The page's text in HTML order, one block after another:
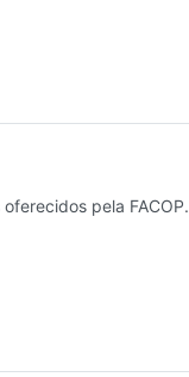
pela FACOP.